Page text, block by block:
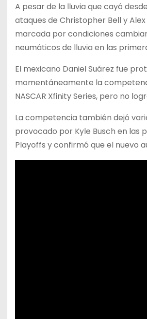
A pesar de la lluvia que cayó
ataques de Christopher Bell y
marcada por condiciones
neumáticos de lluvia en las
El mexicano Daniel Suárez fue
momentáneamente la
NASCAR Xfinity Series, pero no
La competencia también dejó
provocado por Kyle Busch en las
Playoffs y confirmó que el nuevo